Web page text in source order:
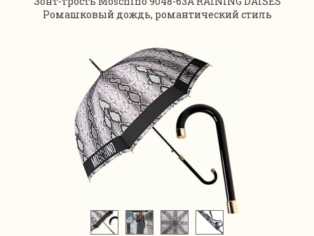
Ромашковый дождь, романтический стиль